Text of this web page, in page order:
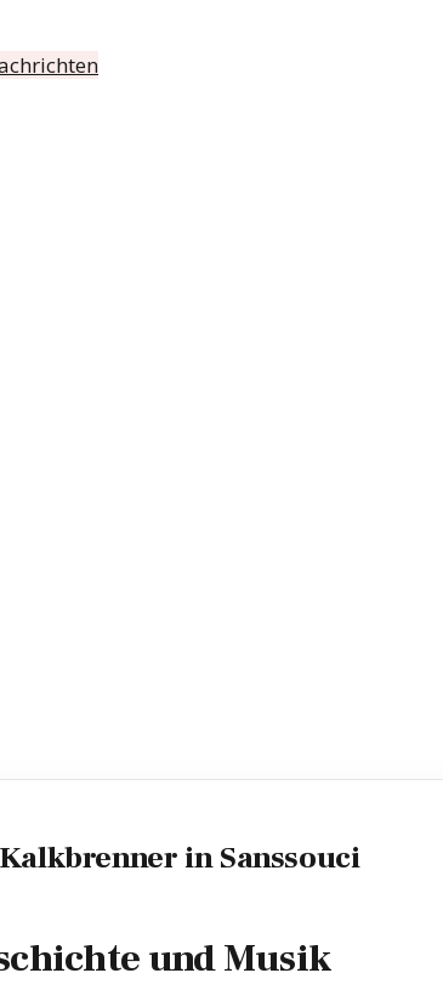
in Sanssouci
und Musik